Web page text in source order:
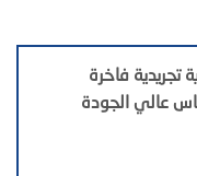
فاخرة
عالي الجودة